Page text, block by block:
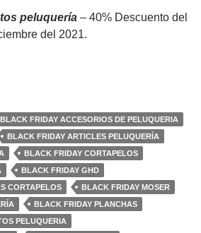
peluquería – 40% Descuento del
del 2021.
productos peluquería
BLACK FRIDAY ACCESORIOS DE PELUQUERIA
BLACK FRIDAY ARTICLES PELUQUERÍA
BLACK FRIDAY CORTAPELOS
BLACK FRIDAY GHD
CORTAPELOS
BLACK FRIDAY MOSER
BLACK FRIDAY PLANCHAS
PELUQUERIA